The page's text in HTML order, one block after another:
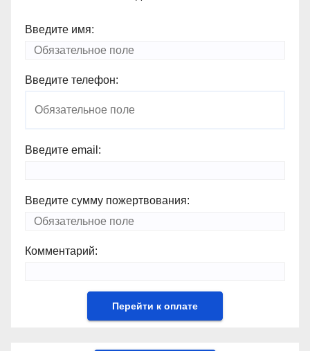
Введите имя:
Введите телефон:
Введите email:
Введите сумму пожертвования:
Комментарий: